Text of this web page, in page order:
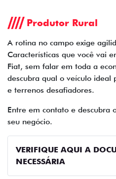
Produtor Rural
A rotina no campo exige
Características que você vai
Fiat, sem falar em toda a
descubra qual o veículo ideal
e terrenos desafiadores.
Entre em contato e descubra
seu negócio.
VERIFIQUE AQUI A
NECESSÁRIA